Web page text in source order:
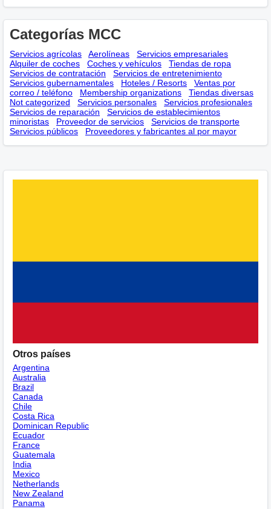
Categorías MCC
Servicios agrícolas Aerolíneas
Servicios empresariales
Alquiler de coches
Coches y vehículos
Tiendas de ropa
Servicios de contratación
Servicios de entretenimiento
Servicios gubernamentales
Hoteles / Resorts
Ventas por
correo / teléfono
Membership оrganizations
Tiendas diversas
Not categorized
Servicios personales
Servicios profesionales
Servicios de reparación
Servicios de establecimientos
minoristas
Proveedor de servicios
Servicios de transporte
Servicios públicos
Proveedores y fabricantes al por mayor
Otros países
Argentina
Australia
Brazil
Canada
Chile
Costa Rica
Dominican Republic
Ecuador
France
Guatemala
India
Mexico
Netherlands
New Zealand
Panama